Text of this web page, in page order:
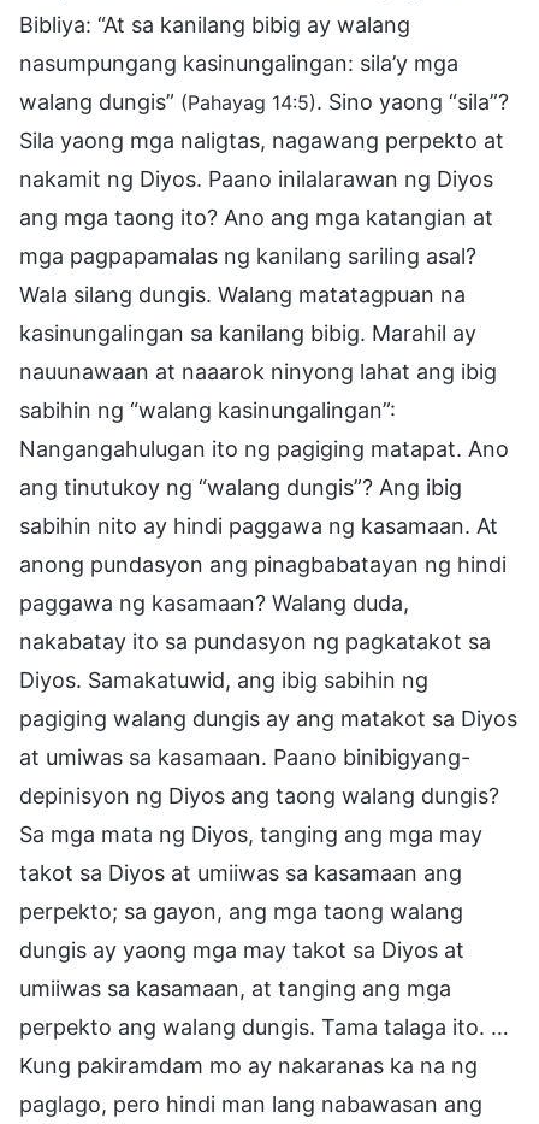
Bibliya: “At sa kanilang bibig ay walang
nasumpungang kasinungalingan: sila’y mga
walang dungis” (Pahayag 14:5). Sino yaong “sila”?
Sila yaong mga naligtas, nagawang perpekto at
nakamit ng Diyos. Paano inilalarawan ng Diyos
ang mga taong ito? Ano ang mga katangian at
mga pagpapamalas ng kanilang sariling asal?
Wala silang dungis. Walang matatagpuan na
kasinungalingan sa kanilang bibig. Marahil ay
nauunawaan at naaarok ninyong lahat ang ibig
sabihin ng “walang kasinungalingan”:
Nangangahulugan ito ng pagiging matapat. Ano
ang tinutukoy ng “walang dungis”? Ang ibig
sabihin nito ay hindi paggawa ng kasamaan. At
anong pundasyon ang pinagbabatayan ng hindi
paggawa ng kasamaan? Walang duda,
nakabatay ito sa pundasyon ng pagkatakot sa
Diyos. Samakatuwid, ang ibig sabihin ng
pagiging walang dungis ay ang matakot sa Diyos
at umiwas sa kasamaan. Paano binibigyang-
depinisyon ng Diyos ang taong walang dungis?
Sa mga mata ng Diyos, tanging ang mga may
takot sa Diyos at umiiwas sa kasamaan ang
perpekto; sa gayon, ang mga taong walang
dungis ay yaong mga may takot sa Diyos at
umiiwas sa kasamaan, at tanging ang mga
perpekto ang walang dungis. Tama talaga ito. …
Kung pakiramdam mo ay nakaranas ka na ng
paglago, pero hindi man lang nabawasan ang